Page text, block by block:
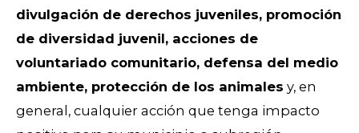
divulgación de derechos juveniles, promoción
de diversidad juvenil, acciones de
voluntariado comunitario, defensa del medio
ambiente, protección de los animales y, en
general, cualquier acción que tenga impacto